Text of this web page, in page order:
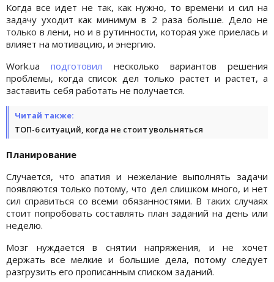
Когда все идет не так, как нужно, то времени и сил на
задачу уходит как минимум в 2 раза больше. Дело не
только в лени, но и в рутинности, которая уже приелась и
влияет на мотивацию, и энергию.
Work.uaподготовил несколько вариантов решения
проблемы, когда список дел только растет и растет, а
заставить себя работать не получается.
Читай также:
ТОП-6 ситуаций, когда не стоит увольняться
Планирование
Случается, что апатия и нежелание выполнять задачи
появляются только потому, что дел слишком много, и нет
сил справиться со всеми обязанностями. В таких случаях
стоит попробовать составлять план заданий на день или
неделю.
Мозг нуждается в снятии напряжения, и не хочет
держать все мелкие и большие дела, потому следует
разгрузить его прописанным списком заданий.